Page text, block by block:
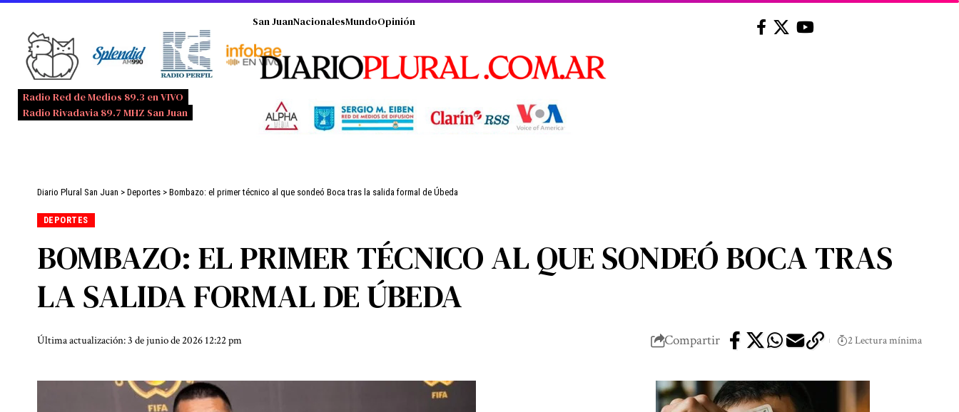
Radio Red de Medios 89.3 en VIVO
Radio Rivadavia 89.7 MHZ San Juan
San JuanNacionalesMundoOpinión
Diario Plural San Juan > Deportes > Bombazo: el primer técnico al que sondeó Boca tras la salida formal de Úbeda
DEPORTES
BOMBAZO: EL PRIMER TÉCNICO AL QUE SONDEÓ BOCA TRAS
LA SALIDA FORMAL DE ÚBEDA
Última actualización: 3 de junio de 2026 12:22 pm Compartir 2 Lectura mínima